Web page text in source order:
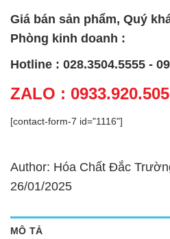
Giá bán sản phẩm, Quý
Phòng kinh doanh :
Hotline : 028.3504.5555 -
ZALO : 0933.920.505
[contact-form-7 id="1116"]
Author: Hóa Chất Đắc
26/01/2025
MÔ TẢ